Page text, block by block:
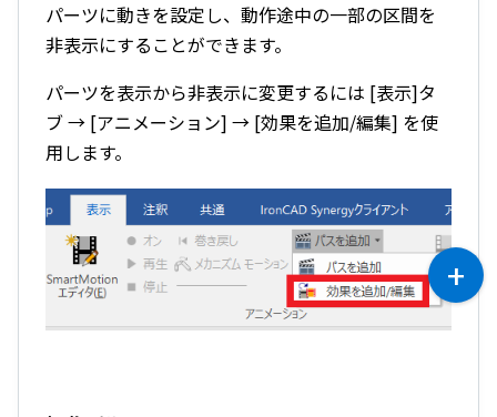
パーツに動きを設定し、動作途中の一部の区間を
非表示にすることができます。
パーツを表示から非表示に変更するには [表示]タ
ブ → [アニメーション] → [効果を追加/編集] を使
用します。